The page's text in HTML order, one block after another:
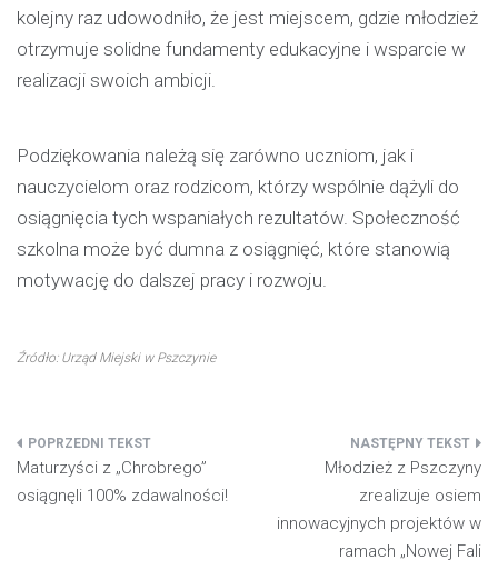
kolejny raz udowodniło, że jest miejscem, gdzie młodzież
otrzymuje solidne fundamenty edukacyjne i wsparcie w
realizacji swoich ambicji.
Podziękowania należą się zarówno uczniom, jak i
nauczycielom oraz rodzicom, którzy wspólnie dążyli do
osiągnięcia tych wspaniałych rezultatów. Społeczność
szkolna może być dumna z osiągnięć, które stanowią
motywację do dalszej pracy i rozwoju.
Źródło: Urząd Miejski w Pszczynie
Nawigacja
wpisu
Maturzyści z „Chrobrego”
osiągnęli 100% zdawalności!
Młodzież z Pszczyny
zrealizuje osiem
innowacyjnych projektów w
ramach „Nowej Fali